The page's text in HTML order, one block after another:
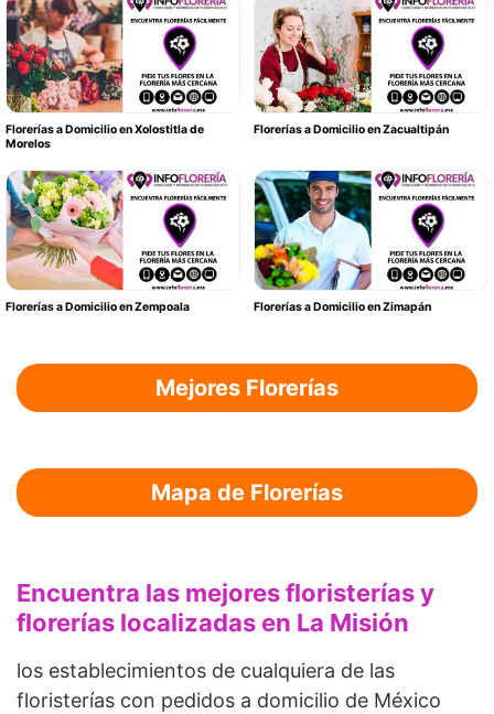
Florerías a Domicilio en Xolostitla de
Morelos
Florerías a Domicilio en Zacualtipán
Florerías a Domicilio en Zempoala Florerías a Domicilio en Zimapán
Mejores Florerías
Mapa de Florerías
Encuentra las mejores floristerías y
florerías localizadas en La Misión
los establecimientos de cualquiera de las
floristerías con pedidos a domicilio de México